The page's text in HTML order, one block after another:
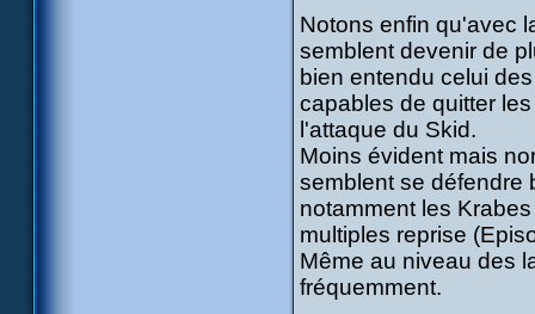
Notons enfin qu'avec
semblent devenir de
bien entendu celui
capables de quitter
l'attaque du Skid.
Moins évident mais
semblent se défendre
notamment les
multiples reprise
Même au niveau des
fréquemment.